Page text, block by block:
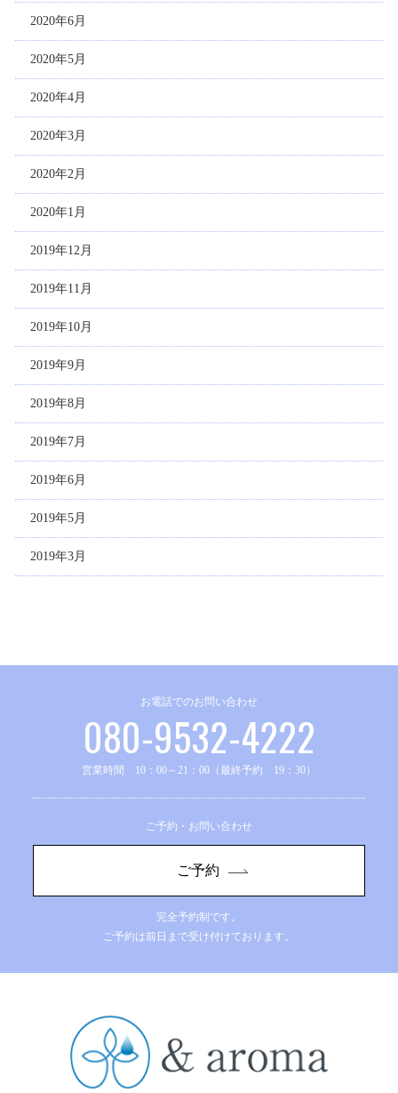
2020年6月
2020年5月
2020年4月
2020年3月
2020年2月
2020年1月
2019年12月
2019年11月
2019年10月
2019年9月
2019年8月
2019年7月
2019年6月
2019年5月
2019年3月
お電話でのお問い合わせ
080-9532-4222
営業時間 10：00～21：00（最終予約 19：30）
ご予約・お問い合わせ
ご予約
完全予約制です。
ご予約は前日まで受け付けております。